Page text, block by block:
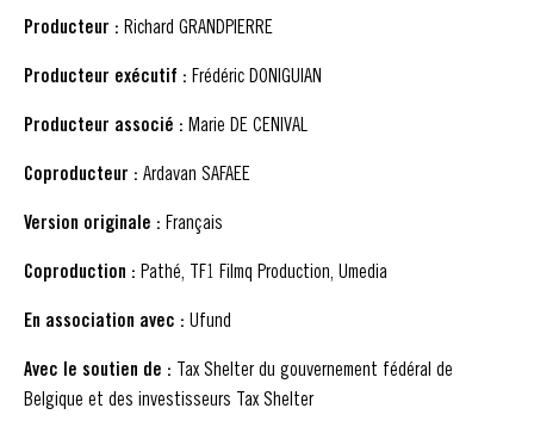
Producteur : Richard GRANDPIERRE
Producteur exécutif : Frédéric DONIGUIAN
Producteur associé : Marie DE CENIVAL
Coproducteur : Ardavan SAFAEE
Version originale : Français
Coproduction : Pathé, TF1 Filmq Production, Umedia
En association avec : Ufund
Avec le soutien de : Tax Shelter du gouvernement fédéral de
Belgique et des investisseurs Tax Shelter